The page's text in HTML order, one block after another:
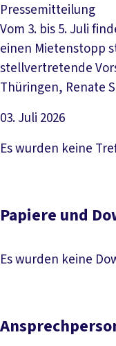
Pressemitteilung
Vom 3. bis 5. Juli
einen Mietenstopp
stellvertretende
Thüringen, Renate
03. Juli 2026
Artikel lesen
Es wurden keine
Papiere und
Es wurden keine